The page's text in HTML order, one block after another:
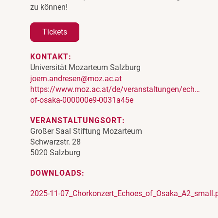
zu können!
Tickets
KONTAKT:
Universität Mozarteum Salzburg
joern.andresen@moz.ac.at
https://www.moz.ac.at/de/veranstaltungen/echoes-
of-osaka-000000e9-0031a45e
VERANSTALTUNGSORT:
Großer Saal Stiftung Mozarteum
Schwarzstr. 28
5020 Salzburg
DOWNLOADS:
2025-11-